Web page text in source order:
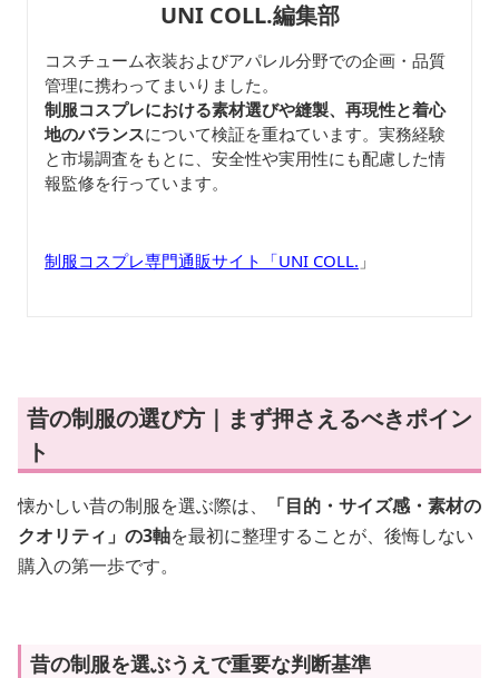
UNI COLL.編集部
コスチューム衣装およびアパレル分野での企画・品質
管理に携わってまいりました。
制服コスプレにおける素材選びや縫製、再現性と着心
地のバランスについて検証を重ねています。実務経験
と市場調査をもとに、安全性や実用性にも配慮した情
報監修を行っています。
制服コスプレ専門通販サイト「UNI COLL. 」
昔の制服の選び方｜まず押さえるべきポイン
ト
懐かしい昔の制服を選ぶ際は、
「目的・サイズ感・素材の
クオリティ」の3軸を最初に整理することが、後悔しない
購入の第一歩です。
昔の制服を選ぶうえで重要な判断基準